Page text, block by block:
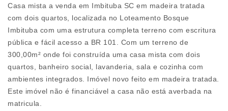
Casa mista a venda em Imbituba SC em madeira tratada
com dois quartos, localizada no Loteamento Bosque
Imbituba com uma estrutura completa terreno com escritura
pública e fácil acesso a BR 101. Com um terreno de
300,00m² onde foi construída uma casa mista com dois
quartos, banheiro social, lavanderia, sala e cozinha com
ambientes integrados. Imóvel novo feito em madeira tratada.
Este imóvel não é financiável a casa não está averbada na
matricula.